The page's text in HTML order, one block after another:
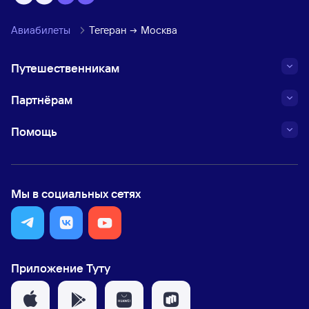
Авиабилеты Тегеран Москва
Путешественникам
Партнёрам
Помощь
Мы в социальных сетях
Приложение Туту